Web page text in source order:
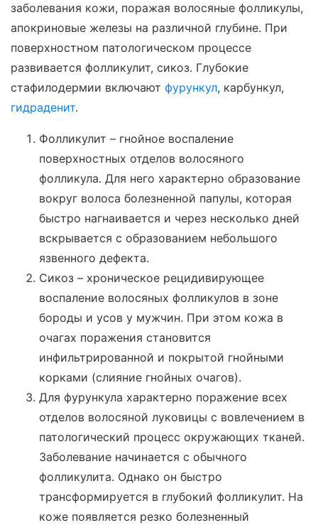
заболевания кожи, поражая волосяные фолликулы,
апокриновые железы на различной глубине. При
поверхностном патологическом процессе
развивается фолликулит, сикоз. Глубокие
стафилодермии включают фурункул, карбункул,
гидраденит.
Фолликулит – гнойное воспаление
поверхностных отделов волосяного
фолликула. Для него характерно образование
вокруг волоса болезненной папулы, которая
быстро нагнаивается и через несколько дней
вскрывается с образованием небольшого
язвенного дефекта.
Сикоз – хроническое рецидивирующее
воспаление волосяных фолликулов в зоне
бороды и усов у мужчин. При этом кожа в
очагах поражения становится
инфильтрированной и покрытой гнойными
корками (слияние гнойных очагов).
Для фурункула характерно поражение всех
отделов волосяной луковицы с вовлечением в
патологический процесс окружающих тканей.
Заболевание начинается с обычного
фолликулита. Однако он быстро
трансформируется в глубокий фолликулит. На
коже появляется резко болезненный